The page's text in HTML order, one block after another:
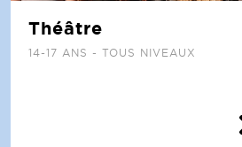
Théâtre
14-17 ANS - TOUS NIVEAUX